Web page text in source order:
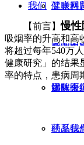
互联网
掌上医
远程医
健康科
新闻中
媒体报
药品信
我们
企业概
团队介
联系我
【前言】慢性
吸烟率的升高和高
将超过每年540万
健康研究」的结果
率的特点，患病周